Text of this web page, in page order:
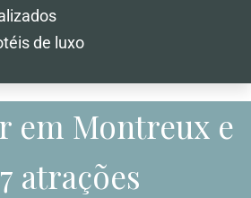
de luxo
em Montreux e
atrações